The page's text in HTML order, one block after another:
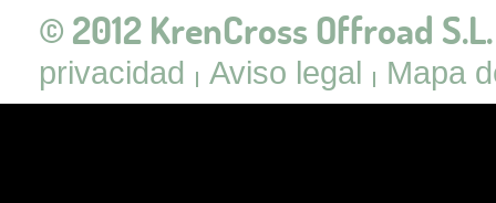
© 2012 KrenCross Offroad S.L.
privacidad Aviso legal Mapa